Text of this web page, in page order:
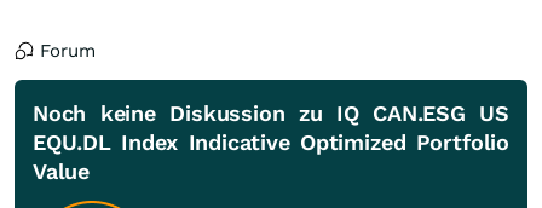
Forum
Noch keine Diskussion zu IQ CAN.ESG US
EQU.DL Index Indicative Optimized Portfolio
Value